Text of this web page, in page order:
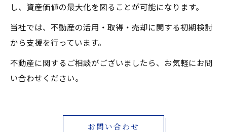
し、資産価値の最大化を図ることが可能になります。
当社では、不動産の活用・取得・売却に関する初期検討
から支援を行っています。
不動産に関するご相談がございましたら、お気軽にお問
い合わせください。
お問い合わせ